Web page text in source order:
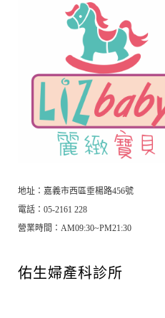
地址：嘉義市西區垂楊路456號
電話：05-2161 228
營業時間：AM09:30~PM21:30
佑生婦產科診所